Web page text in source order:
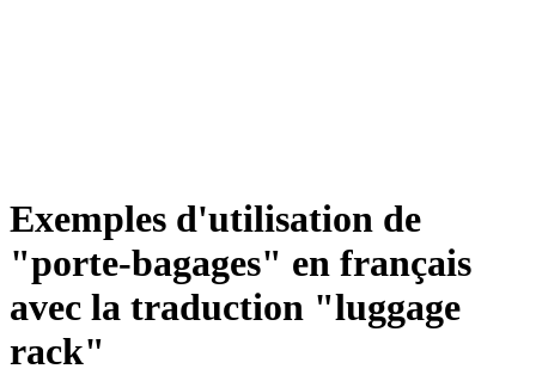
Exemples d'utilisation de
"porte-bagages" en français
avec la traduction "luggage
rack"